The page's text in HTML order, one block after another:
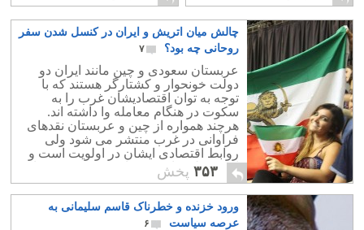
چالش میان اتریش و ایران در کنسل شدن سفر
روحانی چه بود؟
۷
عربستان سعودی و چین مانند ایران دو
دولت خونحوار و کشتارگر هستند که با
توجه به توان اقتصادیشان غرب را به
سکوت در هنگام معامله وا داشته اند.
هرچند همواره از چین و عربستان نقدهای
فراوانی در غرب منتشر می شود ولی
روابط اقتصادی ایشان در اولویت است و
اینکه میلیونها نفر روزانه و به بد ترین نما در
شکنجه و ستم باشند اثری در روابط
اقتصادی با آنها ندارد. نمونه آشکار آن معمر
قذافی بود که بالاترین روابط را با اروپا
داشت.
۳۵۳ پخش
ورود خزنده و خطرناک قاسم سلیمانی به
عرصه سیاست
۶